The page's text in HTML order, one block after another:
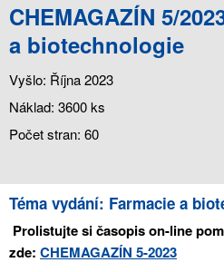
CHEMAGAZÍN 5/
a biotechnologie
Vyšlo: Října 2023
Náklad: 3600 ks
Počet stran: 60
Téma vydání: Farmacie a
Prolistujte si časopis on-line
zde: CHEMAGAZÍN 5-2023